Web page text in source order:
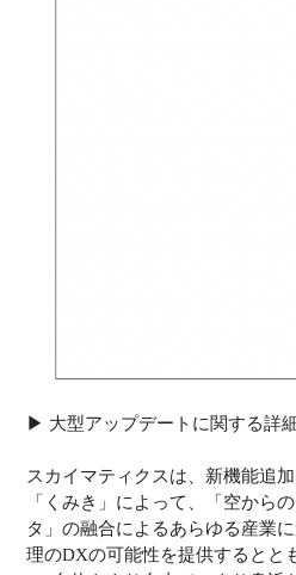
▶︎ 大型アップデートに関する詳細
スカイマティクスは、新機能追
「くみき」によって、「空から
タ」の融合によるあらゆる産業
理のDXの可能性を提供するとと